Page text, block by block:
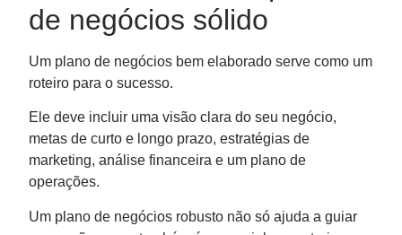
de negócios sólido
Um plano de negócios bem elaborado serve como um
roteiro para o sucesso.
Ele deve incluir uma visão clara do seu negócio,
metas de curto e longo prazo, estratégias de
marketing, análise financeira e um plano de
operações.
Um plano de negócios robusto não só ajuda a guiar